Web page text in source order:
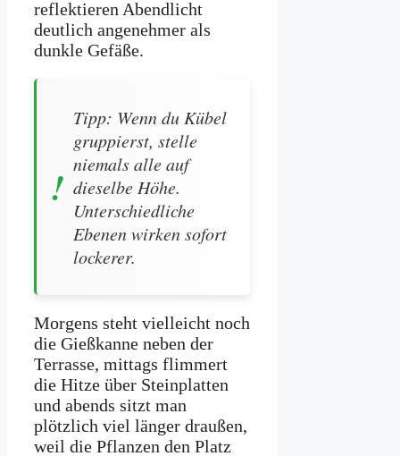
reflektieren Abendlicht
deutlich angenehmer als
dunkle Gefäße.
Tipp: Wenn du Kübel
gruppierst, stelle
niemals alle auf
dieselbe Höhe.
Unterschiedliche
Ebenen wirken sofort
lockerer.
Morgens steht vielleicht noch
die Gießkanne neben der
Terrasse, mittags flimmert
die Hitze über Steinplatten
und abends sitzt man
plötzlich viel länger draußen,
weil die Pflanzen den Platz